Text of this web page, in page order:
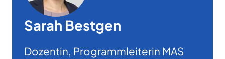
Sarah Bestgen
Dozentin, Programmleiterin MAS